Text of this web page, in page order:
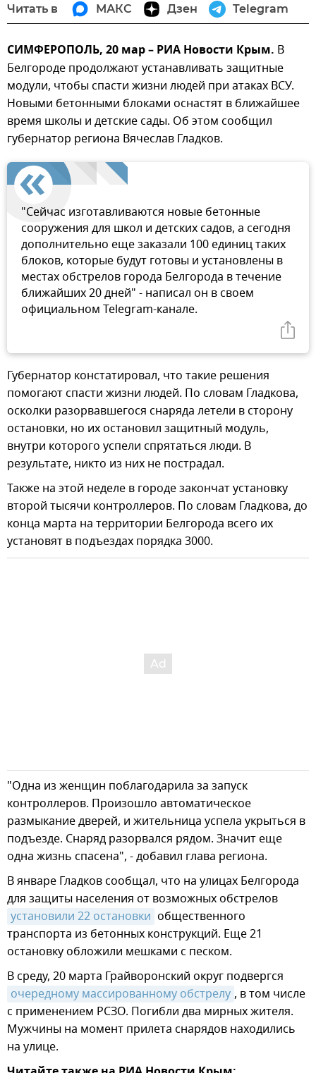
Читать в МАКС Дзен Telegram
СИМФЕРОПОЛЬ, 20 мар – РИА Новости Крым. В
Белгороде продолжают устанавливать защитные
модули, чтобы спасти жизни людей при атаках ВСУ.
Новыми бетонными блоками оснастят в ближайшее
время школы и детские сады. Об этом сообщил
губернатор региона Вячеслав Гладков.
"Сейчас изготавливаются новые бетонные
сооружения для школ и детских садов, а сегодня
дополнительно еще заказали 100 единиц таких
блоков, которые будут готовы и установлены в
местах обстрелов города Белгорода в течение
ближайших 20 дней" - написал он в своем
официальном Telegram-канале.
Губернатор констатировал, что такие решения
помогают спасти жизни людей. По словам Гладкова,
осколки разорвавшегося снаряда летели в сторону
остановки, но их остановил защитный модуль,
внутри которого успели спрятаться люди. В
результате, никто из них не пострадал.
Также на этой неделе в городе закончат установку
второй тысячи контроллеров. По словам Гладкова, до
конца марта на территории Белгорода всего их
установят в подъездах порядка 3000.
"Одна из женщин поблагодарила за запуск
контроллеров. Произошло автоматическое
размыкание дверей, и жительница успела укрыться в
подъезде. Снаряд разорвался рядом. Значит еще
одна жизнь спасена", - добавил глава региона.
В январе Гладков сообщал, что на улицах Белгорода
для защиты населения от возможных обстрелов
установили 22 остановки общественного
транспорта из бетонных конструкций. Еще 21
остановку обложили мешками с песком.
В среду, 20 марта Грайворонский округ подвергся
очередному массированному обстрелу , в том числе
с применением РСЗО. Погибли два мирных жителя.
Мужчины на момент прилета снарядов находились
на улице.